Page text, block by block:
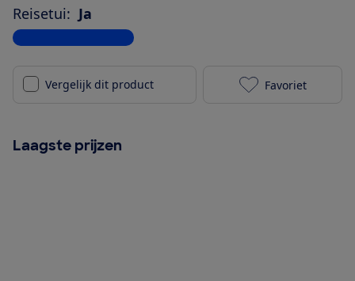
Reisetui: Ja
Bekijk alle specificaties
Vergelijk dit product Philips
Favoriet
Laagste prijzen